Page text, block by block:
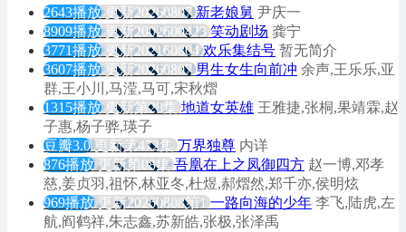
2643播放 更新20260807 新老娘舅 尹庆一
8909播放 更新2002600423 笑动剧场 龚宁
3771播放 更新202160804 欢乐集结号 暂无简介
3607播放 更新20260807 男生女生向前冲 余声,王乐乐,亚
群,王小川,马滢,马可,宋秋熠
1315播放 更新第28集 地道女英雄 王雅捷,张桐,果靖霖,赵
子惠,杨子骅,瑛子
豆瓣3.0 更新第472集 万界独尊 内详
876播放 更新第08集 吾凰在上之凤御四方 赵一博,邓孝
慈,姜贞羽,祖怀,林亚冬,杜煜,郝熠然,郑千亦,侯明炫
969播放 更新20260808第1 一路向海的少年 李飞,陆虎,左
航,阎鹤祥,朱志鑫,苏新皓,张极,张泽禹